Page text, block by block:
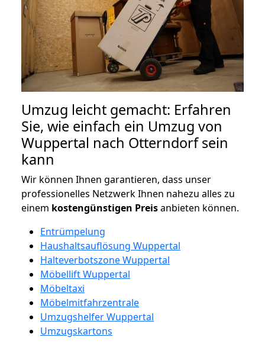
Umzug leicht gemacht: Erfahren
Sie, wie einfach ein Umzug von
Wuppertal nach Otterndorf sein
kann
Wir können Ihnen garantieren, dass unser
professionelles Netzwerk Ihnen nahezu alles zu
einem kostengünstigen Preisanbieten können.
Entrümpelung
Haushaltsauflösung Wuppertal
Halteverbotszone Wuppertal
Möbellift Wuppertal
Möbeltaxi
Möbelmitfahrzentrale
Umzugshelfer Wuppertal
Umzugskartons